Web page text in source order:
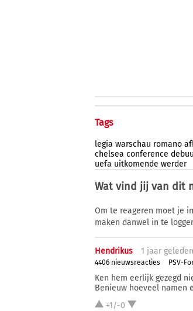
Tags
legia warschau romano
chelsea conference
uefa uitkomende werder
Wat vind jij van dit
Om te reageren moet je
maken danwel in te
Hendrikus 1 jaar geleden
4406 nieuwsreacties PSV-
Ken hem eerlijk gezegd
Benieuw hoeveel namen
+1/-0